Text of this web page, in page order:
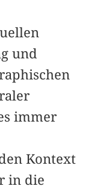
und
immer
Kontext
in die